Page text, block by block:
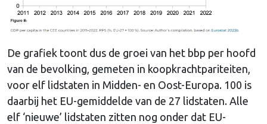
De grafiek toont dus de groei van het bbp per hoofd
van de bevolking, gemeten in koopkrachtpariteiten,
voor elf lidstaten in Midden- en Oost-Europa. 100 is
daarbij het EU-gemiddelde van de 27 lidstaten. Alle
elf ‘nieuwe’ lidstaten zitten nog onder dat EU-